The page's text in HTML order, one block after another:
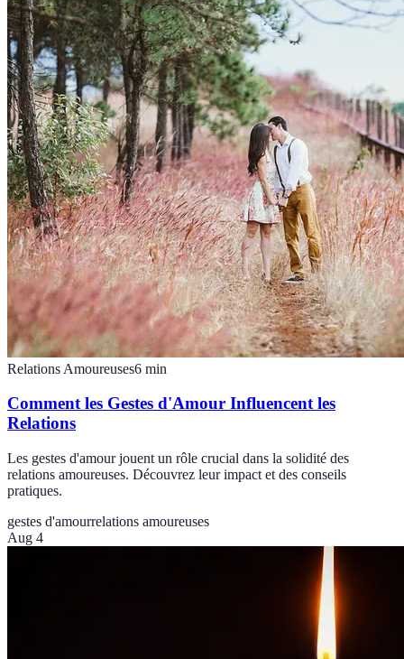
Relations Amoureuses6 min
Comment les Gestes d'Amour Influencent les
Relations
Les gestes d'amour jouent un rôle crucial dans la solidité des
relations amoureuses. Découvrez leur impact et des conseils
pratiques.
gestes d'amourrelations amoureuses
Aug 4